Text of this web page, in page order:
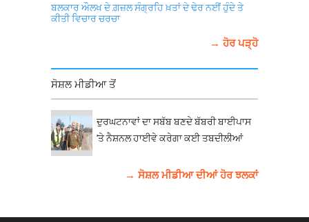
ਬਲਕਾਰ ਔਲਖ ਦੇ ਗ਼ਜ਼ਲ ਸੰਗ੍ਰਹਿ ਖ਼ਤਾਂ ਦੇ ਢੇਰ ਨਈਂ ਹੁੰਦੇ ਤੇ
ਕੀਤੀ ਵਿਚਾਰ ਚਰਚਾ
→ ਹੋਰ ਪੜ੍ਹੋ
ਸੋਸ਼ਲ ਮੀਡੀਆ ਤੋਂ
ਦੁਰਘਟਨਾਵਾਂ ਦਾ ਸਬੱਬ ਬਣਦੇ ਬੱਬਰੀ ਬਾਈਪਾਸ
'ਤੇ ਨੈਸ਼ਨਲ ਹਾਈਵੇ ਕਰੇਗਾ ਕਈ ਤਬਦੀਲੀਆਂ
→ ਸੋਸ਼ਲ ਮੀਡੀਆ ਦੀਆਂ ਹੋਰ ਝਲਕਾਂ